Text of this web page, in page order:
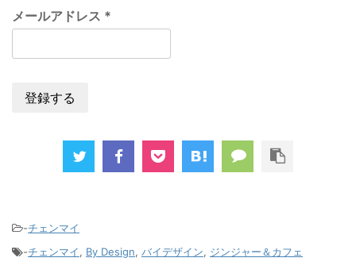
メールアドレス *
-チェンマイ
-チェンマイ, By Design, バイデザイン, ジンジャー＆カフェ